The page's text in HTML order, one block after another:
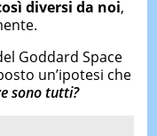
diversi da noi,
Goddard Space
un’ipotesi che
sono tutti?